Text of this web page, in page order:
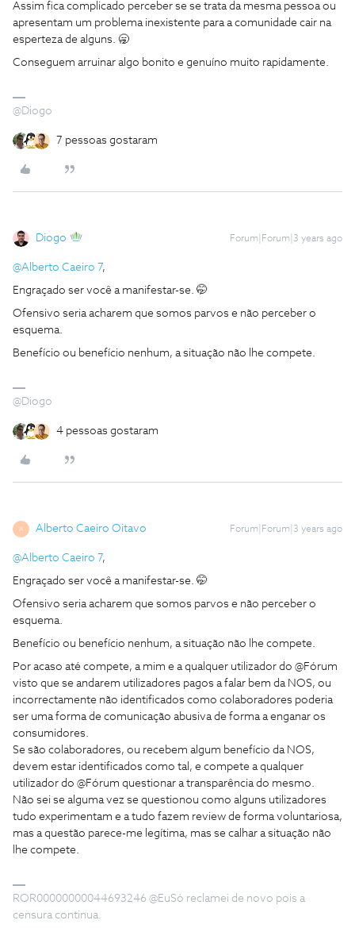
Assim fica complicado perceber se se trata da mesma pessoa ou
apresentam um problema inexistente para a comunidade cair na
esperteza de alguns. 🥱
Conseguem arruinar algo bonito e genuíno muito rapidamente.
@Diogo
7 pessoas gostaram
Diogo Forum|Forum|3 years ago
@Alberto Caeiro 7,
Engraçado ser você a manifestar-se. 🤭
Ofensivo seria acharem que somos parvos e não perceber o
esquema.
Benefício ou benefício nenhum, a situação não lhe compete.
@Diogo
4 pessoas gostaram
A Alberto Caeiro Oitavo Forum|Forum|3 years ago
@Alberto Caeiro 7,
Engraçado ser você a manifestar-se. 🤭
Ofensivo seria acharem que somos parvos e não perceber o
esquema.
Benefício ou benefício nenhum, a situação não lhe compete.
Por acaso até compete, a mim e a qualquer utilizador do @Fórum
visto que se andarem utilizadores pagos a falar bem da NOS, ou
incorrectamente não identificados como colaboradores poderia
ser uma forma de comunicação abusiva de forma a enganar os
consumidores.
Se são colaboradores, ou recebem algum benefício da NOS,
devem estar identificados como tal, e compete a qualquer
utilizador do @Fórum questionar a transparência do mesmo.
Não sei se alguma vez se questionou como alguns utilizadores
tudo experimentam e a tudo fazem review de forma voluntariosa,
mas a questão parece-me legítima, mas se calhar a situação não
lhe compete.
ROR00000000044693246 @EuSó reclamei de novo pois a
censura continua.